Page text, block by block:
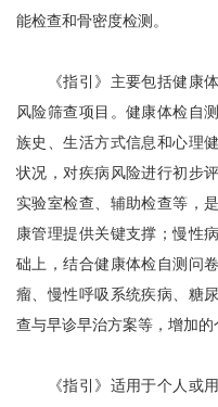
能检查和骨密度检测。
《指引》主要包括健康体
风险筛查项目。健康体检自
族史、生活方式信息和心理
状况，对疾病风险进行初步
实验室检查、辅助检查等，
康管理提供关键支撑；慢性
础上，结合健康体检自测问
瘤、慢性呼吸系统疾病、糖
查与早诊早治方案等，增加的
《指引》适用于个人或用